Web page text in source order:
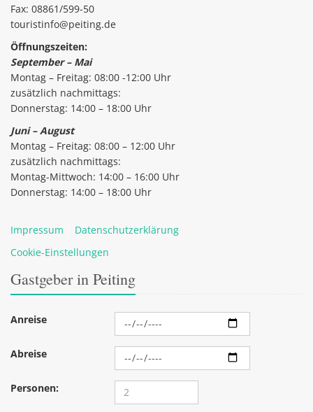
Fax: 08861/599-50
touristinfo@peiting.de
Öffnungszeiten:
September – Mai
Montag – Freitag: 08:00 -12:00 Uhr
zusätzlich nachmittags:
Donnerstag: 14:00 – 18:00 Uhr
Juni – August
Montag – Freitag: 08:00 – 12:00 Uhr
zusätzlich nachmittags:
Montag-Mittwoch: 14:00 – 16:00 Uhr
Donnerstag: 14:00 – 18:00 Uhr
Impressum
Datenschutzerklärung
Cookie-Einstellungen
Gastgeber in Peiting
Anreise
Abreise
Personen: